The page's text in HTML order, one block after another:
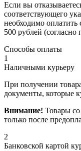
Если вы
соответствующего
необходимо оплатить
500 рублей
Способы оплаты
1
Наличными курьеру
При получении
документы, которые
Внимание! Товары со
только после
2
Банковской картой